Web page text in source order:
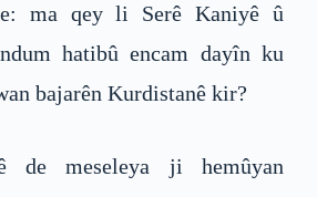
ma qey li Serê Kaniyê û
hatibû encam dayîn ku
bajarên Kurdistanê kir?
de meseleya ji hemûyan